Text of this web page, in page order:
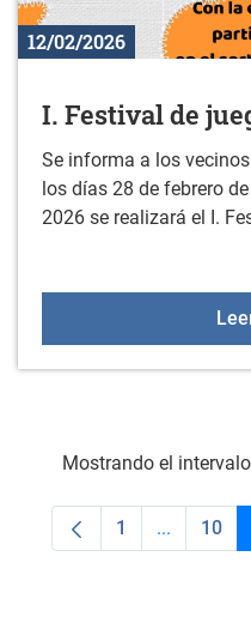
12/02/2026
I. Festival de
Se informa a los
los días 28 de febrero
2026 se realizará el I.
Mostrando el
Página
1 ...Páginas
10